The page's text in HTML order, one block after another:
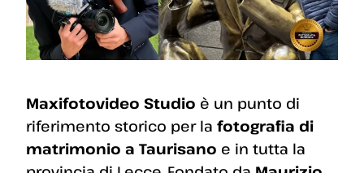
Maxifotovideo Studio è un punto di
riferimento storico per la fotografia di
matrimonio a Taurisano e in tutta la